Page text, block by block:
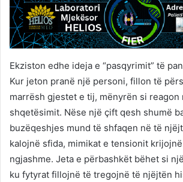
Ekziston edhe ideja e “pasqyrimit” të
Kur jeton pranë një personi, fillon të
marrësh gjestet e tij, mënyrën si reagon
shqetësimit. Nëse një çift qesh shumë
buzëqeshjes mund të shfaqen në të
kalojnë sfida, mimikat e tensionit
ngjashme. Jeta e përbashkët bëhet si
ku fytyrat fillojnë të tregojnë të njëjtën